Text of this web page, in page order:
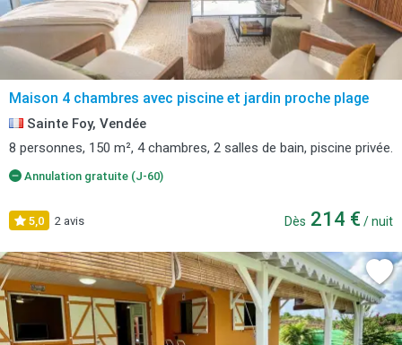
Maison 4 chambres avec piscine et jardin proche plage
Sainte Foy, Vendée
8 personnes, 150 m², 4 chambres, 2 salles de bain, piscine privée.
Annulation gratuite (J-60)
5,0 2 avis Dès 214 € / nuit